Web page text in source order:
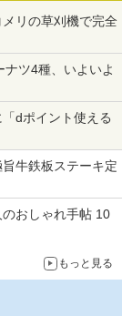
リの草刈機で完全
ナツ4種、いよいよ
dポイント使える
牛鉄板ステーキ定
のおしゃれ手帖 10
もっと見る